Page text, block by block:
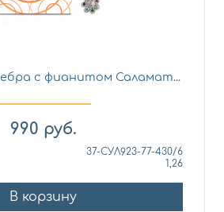
с фианитом Саламат...
990 руб.
37-СУЛ923-77-430/6
1,26
В корзину